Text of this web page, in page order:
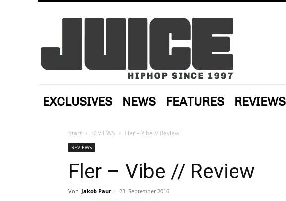
EXCLUSIVES NEWS FEATURES REVIEWS
Start REVIEWS Fler – Vibe // Review
REVIEWS
Fler – Vibe // Review
Von Jakob Paur - 23. September 2016